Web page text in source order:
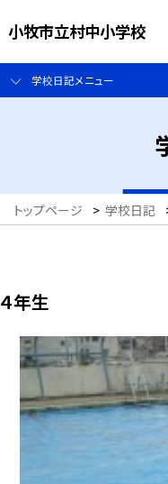
小牧市立村中小学校
学校日記メニュー
トップページ > 学校日記
４年生